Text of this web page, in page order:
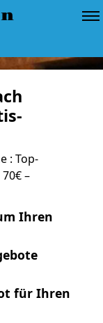
: Top-
–
Ihren
für Ihren